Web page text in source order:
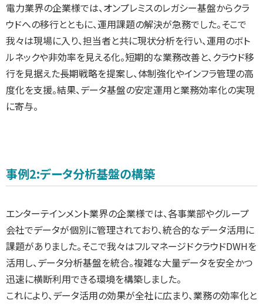
電力業界の企業様では、オンプレミスのレガシー基盤からクラ
ウドへの移行とともに、運用課題の解決が急務でした。そこで
我々は現場に入り、担当者と共に現状分析を行い、運用のボト
ルネックや非効率を見える化。短期的な業務改善と、クラウド移
行を見据えた長期戦略を提案し、体制強化やインフラ管理の高
度化を支援。結果、データ基盤の安定運用と業務効率化の実現
に寄与。
事例2:データ分析基盤の構築
エンターテインメント業界の企業様では、各事業部やグループ
会社でデータが個別に管理されており、統合的なデータ活用に
課題がありました。そこで我々はフルマネージドクラウドDWHを
活用し、データ分析基盤を統合。複雑な大量データを安全かつ
迅速に横断利用できる環境を構築しました。
これにより、データ活用の効果が全社に広まり、業務の効率化と